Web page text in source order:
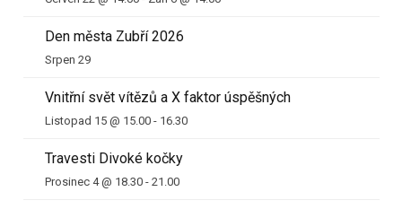
Den města Zubří 2026
Srpen 29
Vnitřní svět vítězů a X faktor úspěšných
Listopad 15 @ 15.00 - 16.30
Travesti Divoké kočky
Prosinec 4 @ 18.30 - 21.00